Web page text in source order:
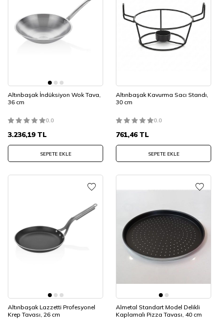
Altınbaşak İndüksiyon Wok Tava,
36 cm
0.0
3.236,19TL
SEPETE EKLE
Altınbaşak Kavurma Sacı Standı,
30 cm
0.0
761,46TL
SEPETE EKLE
Altınbaşak Lazzetti Profesyonel
Krep Tavası, 26 cm
Almetal Standart Model Delikli
Kaplamalı Pizza Tavası, 40 cm